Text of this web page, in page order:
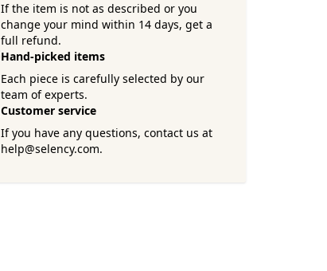
If the item is not as described or you
change your mind within 14 days, get a
full refund.
Hand-picked items
Each piece is carefully selected by our
team of experts.
Customer service
If you have any questions, contact us at
help@selency.com.